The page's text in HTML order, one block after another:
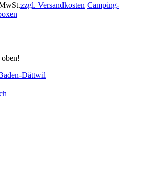
zzgl. Versandkosten Camping-
Dättwil